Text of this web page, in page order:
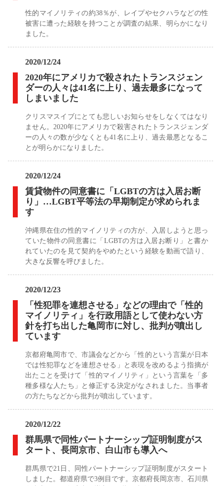
性的マイノリティの約38％が、レイプやセクハラなどの性
被害に遭った経験を持つことが調査の結果、明らかになり
ました。
2020/12/24
2020年にアメリカで殺されたトランスジェン
ダーの人々は41名に上り、過去最多になって
しまいました
クリスマスイブにとても悲しいお知らせをしなくてはなり
ません。2020年にアメリカで殺害されたトランスジェンダ
ーの人々の数が少なくとも41名に上り、過去最悪となるこ
とが明らかになりました。
2020/12/24
賃貸物件の同意書に「LGBTの方は入居お断
り」…LGBT平等法の早期制定が求められま
す
沖縄県在住の性的マイノリティの方が、入居しようと思っ
ていた物件の同意書に「LGBTの方は入居お断り」と書か
れていたのを見て契約をやめたという経験を動画で語り、
大きな反響を呼びました。
2020/12/23
「性犯罪を連想させる」などの理由で「性的
マイノリティ」を行政用語として使わない方
針を打ち出した亀岡市に対し、批判が噴出し
ています
京都府亀岡市で、市議会などから「性的という言葉が日本
では性犯罪などを連想させる」と表現を改めるよう指摘が
出たことを受けて「性的マイノリティ」という言葉を「多
種多様な人たち」と修正する決定がなされました。当事者
の方たちなどから批判が噴出しています。
2020/12/22
群馬県で同性パートナーシップ証明制度がス
タート、長岡京市、白山市も導入へ
群馬県で21日、同性パートナーシップ証明制度がスタート
しました。都道府県で3例目です。京都府長岡京市、石川県